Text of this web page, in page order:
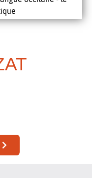
: Aitor CARRERA I